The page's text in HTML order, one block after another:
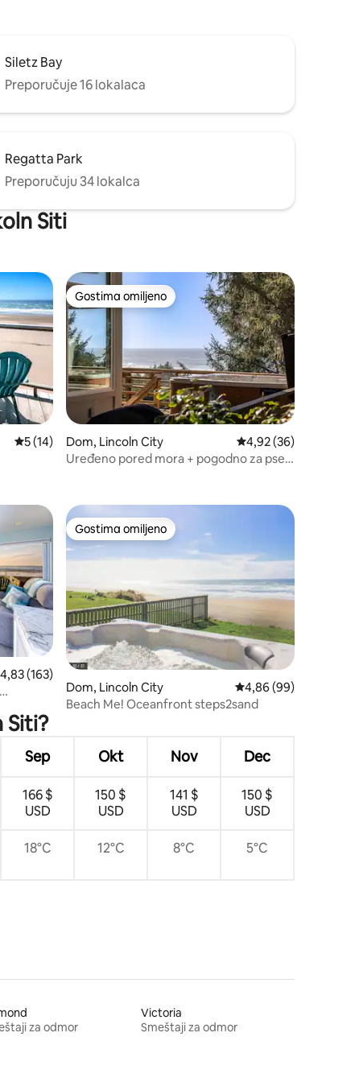
Siletz Bay
Preporučuje 16 lokalaca
Regatta Park
Preporučuju 34 lokalca
Siti
Prosečna ocena 5 od 5, utisaka: 14
5 (14)
Gostima omiljeno
Gostima omiljeno
Dom, Lincoln City Prosečna ocena 4,92
4,92 (36)
Uređeno pored mora + pogodno za pse +
ocena 4,83 od 5, utisaka: 163
4,83 (163)
Gostima omiljeno
Gostima omiljeno
Dom, Lincoln City Prosečna ocena 4,86
4,86 (99)
Beach Me! Oceanfront steps2sand
Siti?
Sep Okt Nov Dec
166 $
USD
150 $
USD
141 $
USD
150 $
USD
18°C 12°C 8°C 5°C
za odmor
Victoria
Smeštaji za odmor